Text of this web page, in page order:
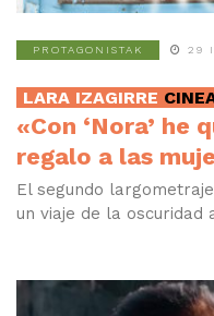
PROTAGONISTAK 29
LARA IZAGIRRE
«Con ‘Nora’ he
regalo a las
El segundo
un viaje de la oscuridad